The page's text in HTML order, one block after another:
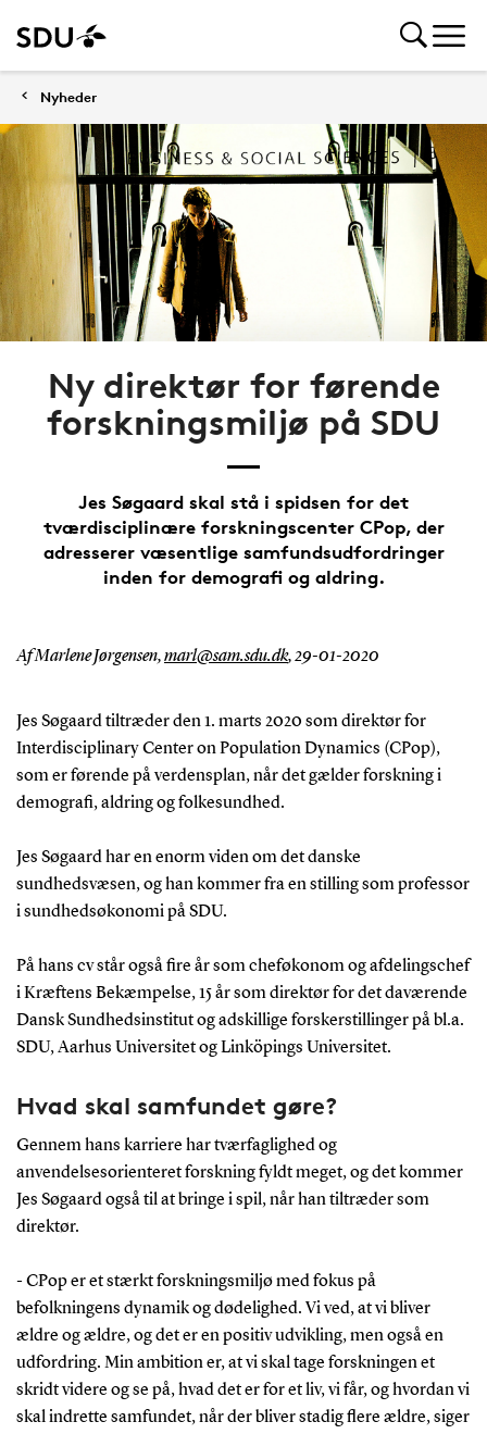
Nyheder
Ny direktør for førende
forskningsmiljø på SDU
Jes Søgaard skal stå i spidsen for det
tværdisciplinære forskningscenter CPop, der
adresserer væsentlige samfundsudfordringer
inden for demografi og aldring.
Af Marlene Jørgensen,marl@sam.sdu.dk,29-01-2020
Jes Søgaard tiltræder den 1. marts 2020 som direktør for
Interdisciplinary Center on Population Dynamics (CPop),
som er førende på verdensplan, når det gælder forskning i
demografi, aldring og folkesundhed.
Jes Søgaard har en enorm viden om det danske
sundhedsvæsen, og han kommer fra en stilling som professor
i sundhedsøkonomi på SDU.
På hans cv står også fire år som cheføkonom og afdelingschef
i Kræftens Bekæmpelse, 15 år som direktør for det daværende
Dansk Sundhedsinstitut og adskillige forskerstillinger på bl.a.
SDU, Aarhus Universitet og Linköpings Universitet.
Hvad skal samfundet gøre?
Gennem hans karriere har tværfaglighed og
anvendelsesorienteret forskning fyldt meget, og det kommer
Jes Søgaard også til at bringe i spil, når han tiltræder som
direktør.
- CPop er et stærkt forskningsmiljø med fokus på
befolkningens dynamik og dødelighed. Vi ved, at vi bliver
ældre og ældre, og det er en positiv udvikling, men også en
udfordring. Min ambition er, at vi skal tage forskningen et
skridt videre og se på, hvad det er for et liv, vi får, og hvordan vi
skal indrette samfundet, når der bliver stadig flere ældre, siger